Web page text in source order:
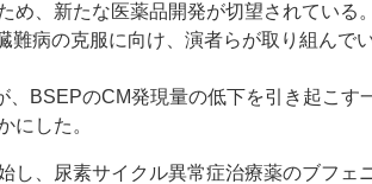
、新たな医薬品開発が切望されている
難病の克服に向け、演者らが取り組んで
BSEPのCM発現量の低下を引き起こす
にした。
し、尿素サイクル異常症治療薬のブフェ